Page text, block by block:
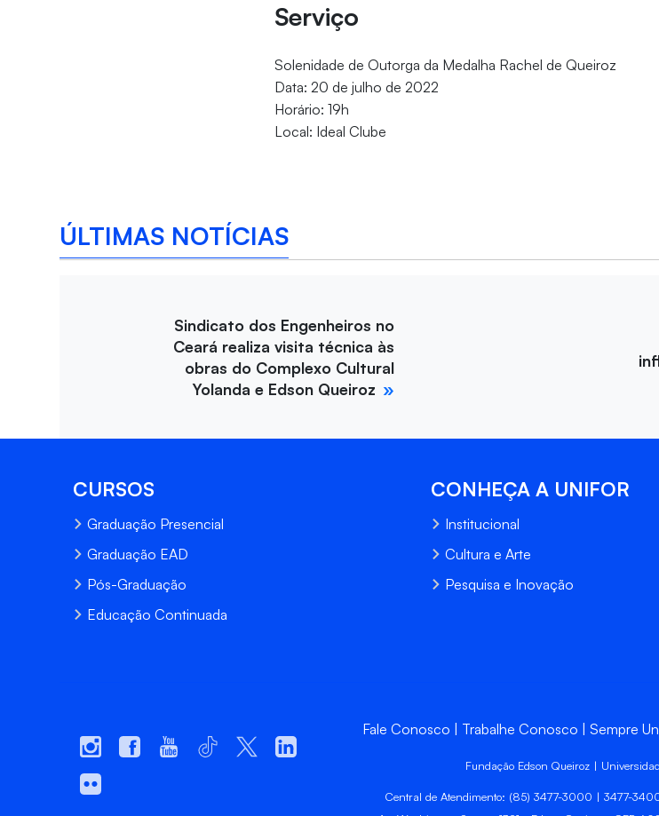
Serviço
Solenidade de Outorga da Medalha Rachel de Queiroz
Data: 20 de julho de 2022
Horário: 19h
Local: Ideal Clube
ÚLTIMAS NOTÍCIAS
Sindicato dos Engenheiros no
Ceará realiza visita técnica às
obras do Complexo Cultural
Yolanda e Edson Queiroz
CURSOS
Graduação Presencial
Graduação EAD
Pós-Graduação
Educação Continuada
CONHEÇA A UNIFOR
Institucional
Cultura e Arte
Pesquisa e Inovação
Fale Conosco Trabalhe Conosco Sempre
Fundação Edson Queiroz |
Central de Atendimento: (85) 3477-3000 | 3477-